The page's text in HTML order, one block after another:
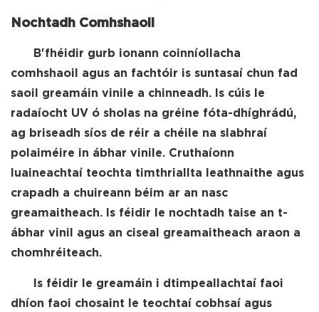
Nochtadh Comhshaoil
B'fhéidir gurb ionann coinníollacha
comhshaoil agus an fachtóir is suntasaí chun fad
saoil greamáin vinile a chinneadh. Is cúis le
radaíocht UV ó sholas na gréine fóta-dhíghrádú,
ag briseadh síos de réir a chéile na slabhraí
polaiméire in ábhar vinile. Cruthaíonn
luaineachtaí teochta timthriallta leathnaithe agus
crapadh a chuireann béim ar an nasc
greamaitheach. Is féidir le nochtadh taise an t-
ábhar vinil agus an ciseal greamaitheach araon a
chomhréiteach.
Is féidir le greamáin i dtimpeallachtaí faoi
dhíon faoi chosaint le teochtaí cobhsaí agus